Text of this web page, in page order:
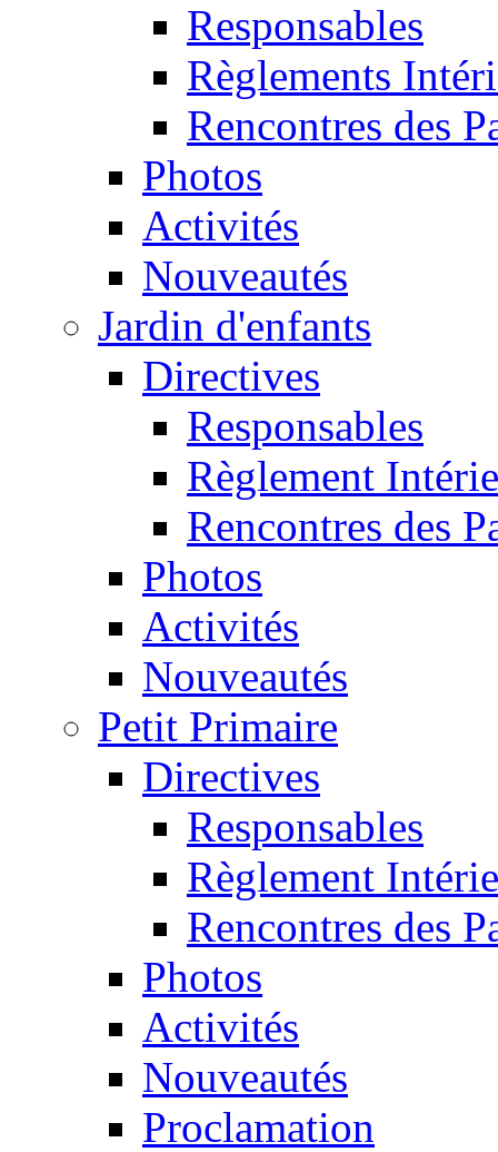
Responsables
Règlements
Rencontres des
Photos
Activités
Nouveautés
Jardin d'enfants
Directives
Responsables
Règlement
Rencontres des
Photos
Activités
Nouveautés
Petit Primaire
Directives
Responsables
Règlement
Rencontres des
Photos
Activités
Nouveautés
Proclamation